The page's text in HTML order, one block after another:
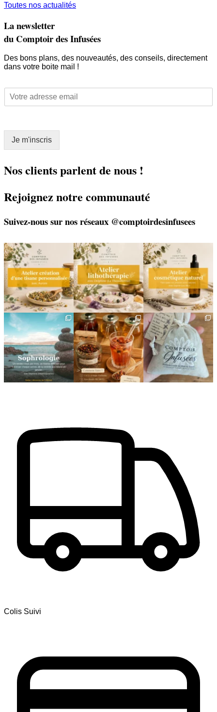
Toutes nos actualités
La newsletter
du Comptoir des Infusées
Des bons plans, des nouveautés, des conseils, directement
dans votre boite mail !
E
m
a
a
i
l
Je m'inscris
Nos clients parlent de nous !
Rejoignez notre communauté
Suivez-nous sur nos réseaux @comptoirdesinfusees
🌿 Créez votre tisane sur-
mesure
Un...
8 0
🌿 Un bracelet
énergétique, juste pour
vous
...
2 0
🌿 Deux rendez-vous
cosmétiques avec Sophie
(Lou...
6 0
🌿 Cinq mois, cinq façons
de souffler
...
8 1
Deux visages, une même
philosophie 🌿
Le...
11 0
🎁 L`attention qui fait
plaisir — et qui vous...
24 2
Colis Suivi